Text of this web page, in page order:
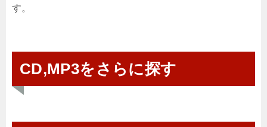
す。
CD,MP3をさらに探す